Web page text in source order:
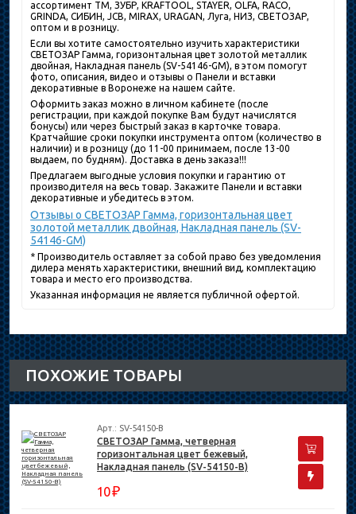
ассортимент ТМ, ЗУБР, KRAFTOOL, STAYER, OLFA, RACO,
GRINDA, СИБИН, JCB, MIRAX, URAGAN, Луга, НИЗ, СВЕТОЗАР,
оптом и в розницу.
Если вы хотите самостоятельно изучить характеристики
СВЕТОЗАР Гамма, горизонтальная цвет золотой металлик
двойная, Накладная панель (SV-54146-GM), в этом помогут
фото, описания, видео и отзывы о Панели и вставки
декоративные в Воронеже на нашем сайте.
Оформить заказ можно в личном кабинете (после
регистрации, при каждой покупке Вам будут начислятся
бонусы) или через быстрый заказ в карточке товара.
Кратчайшие сроки покупки инструмента оптом (количество в
наличии) и в розницу (до 11-00 принимаем, после 13-00
выдаем, по будням). Доставка в день заказа!!!
Предлагаем выгодные условия покупки и гарантию от
производителя на весь товар. Закажите Панели и вставки
декоративные и убедитесь в этом.
Отзывы о СВЕТОЗАР Гамма, горизонтальная цвет
золотой металлик двойная, Накладная панель (SV-
54146-GM)
* Производитель оставляет за собой право без уведомления
дилера менять характеристики, внешний вид, комплектацию
товара и место его производства.
Указанная информация не является публичной офертой.
ПОХОЖИЕ ТОВАРЫ
Арт.: SV-54150-B
СВЕТОЗАР Гамма, четверная
горизонтальная цвет бежевый,
Накладная панель (SV-54150-B)
10₽